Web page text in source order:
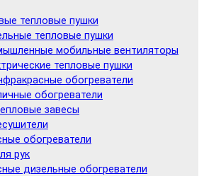
тепловые пушки
тепловые пушки
мобильные вентиляторы
тепловые пушки
обогреватели
обогреватели
завесы
обогреватели
рук
дизельные обогреватели